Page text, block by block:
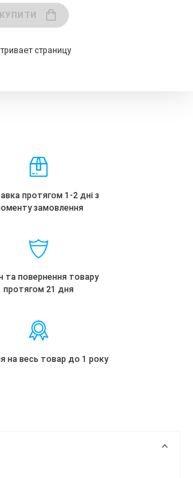
КУПИТИ
страницу
протягом 1-2 дні з
замовлення
та повернення товару
протягом 21 дня
на весь товар до 1 року